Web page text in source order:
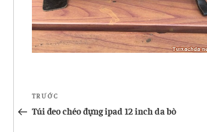
Điều
hướng
Bài
cũ
TRƯỚC
Túi đeo chéo đựng ipad 12 inch da bò